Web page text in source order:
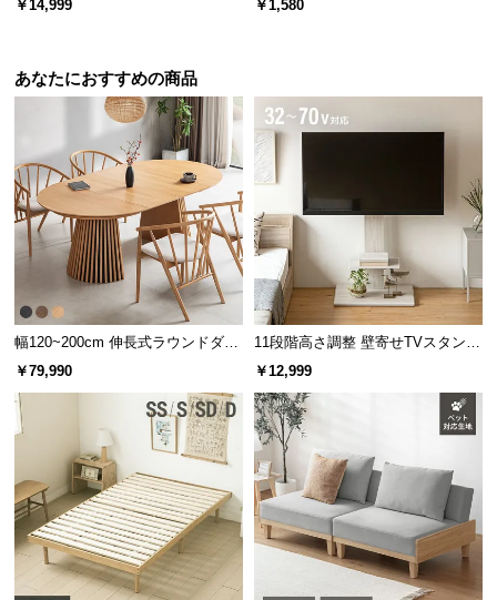
客
様
ー
ト
ら
ブ
グ
￥14,999 ￥1,580
あなたにおすすめの商品
幅120~200cm 伸長式ラウンドダイ
ニングテーブル 6人掛け 天然木突
￥79,990
11段階高さ調整 壁寄せTVスタンド
キャスター付き 上下左右角度調節
￥12,999